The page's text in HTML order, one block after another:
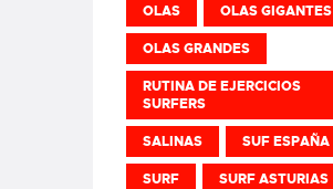
OLAS OLAS GIGANTES
OLAS GRANDES
RUTINA DE EJERCICIOS
SURFERS
SALINAS SUF ESPAÑA
SURF SURF ASTURIAS